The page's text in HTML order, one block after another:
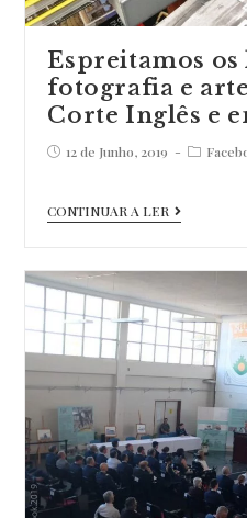
Espreitamos os
fotografia e
Corte Inglês e
Post12 de Junho, 2019
Post
CONTINUAR A LER
livros
de
arte
que
estão
no
El